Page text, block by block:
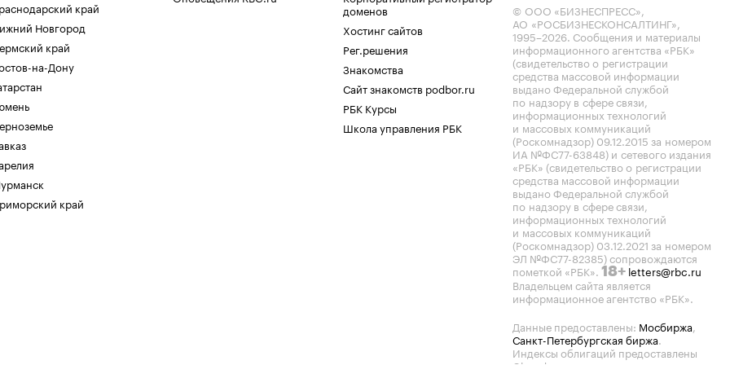
край
Новгород
край
на-Дону
край
доменов
Хостинг сайтов
Рег.решения
Знакомства
Сайт знакомств podbor.ru
РБК Курсы
Школа управления РБК
© ООО «БИЗНЕСПРЕСС»,
АО «РОСБИЗНЕСКОНСАЛТИНГ»,
1995–2026. Сообщения и материалы
информационного агентства «РБК»
(свидетельство о регистрации
средства массовой информации
выдано Федеральной службой
по надзору в сфере связи,
информационных технологий
и массовых коммуникаций
(Роскомнадзор) 09.12.2015 за номером
ИА №ФС77-63848) и сетевого издания
«РБК» (свидетельство о регистрации
средства массовой информации
выдано Федеральной службой
по надзору в сфере связи,
информационных технологий
и массовых коммуникаций
(Роскомнадзор) 03.12.2021 за номером
ЭЛ №ФС77-82385) сопровождаются
пометкой «РБК». 18+ letters@rbc.ru
Владельцем сайта является
информационное агентство «РБК».
Данные предоставлены: Мосбиржа,
Санкт-Петербургская биржа.
Индексы облигаций предоставлены